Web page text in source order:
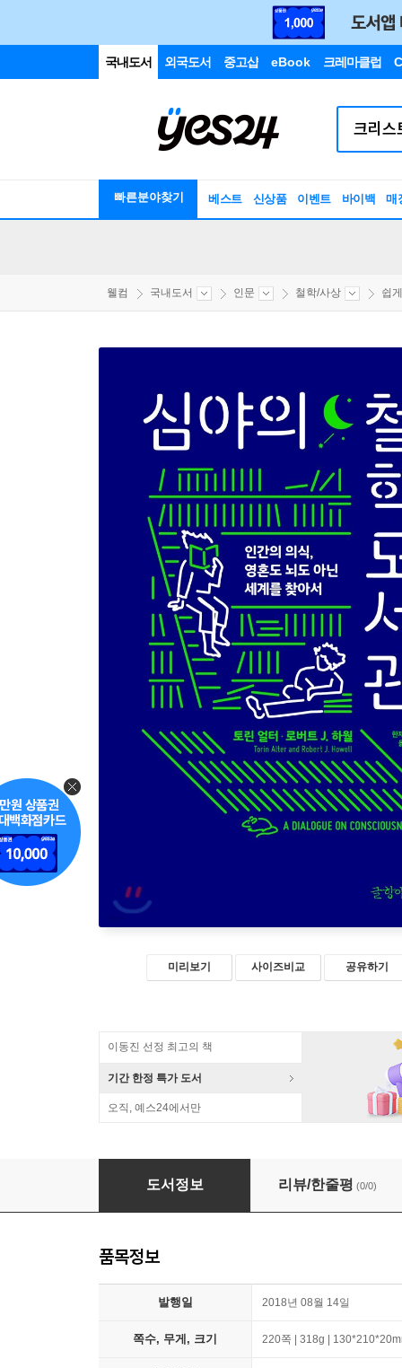
국내도서 외국도서 중고샵 eBook 크레마클럽
빠른분야찾기 베스트 신상품 이벤트 바이백 매
웰컴 국내도서 인문 철학/사상 쉽
미리보기 사이즈비교 공유하기
이동진 선정 최고의 책
기간 한정 특가 도서
오직, 예스24에서만
심야의 철학도서관
도서정보 리뷰/한줄평 (0/0)
품목정보
발행일 2018년 08월 14일
쪽수, 무게, 크기 220쪽 | 318g |